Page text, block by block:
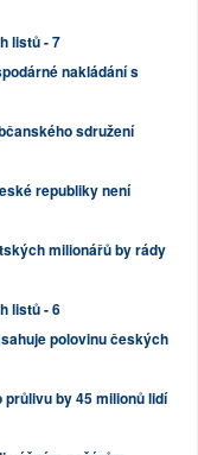
listů - 7
nakládání s
sdružení
republiky není
milionářů by rády
listů - 6
polovinu českých
by 45 milionů lidí